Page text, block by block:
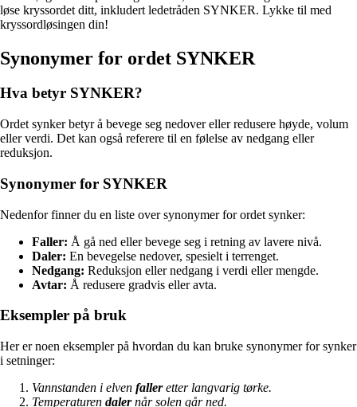
løse kryssordet ditt, inkludert ledetråden SYNKER. Lykke til med
kryssordløsingen din!
Synonymer for ordet SYNKER
Hva betyr SYNKER?
Ordet synker betyr å bevege seg nedover eller redusere høyde, volum
eller verdi. Det kan også referere til en følelse av nedgang eller
reduksjon.
Synonymer for SYNKER
Nedenfor finner du en liste over synonymer for ordet synker:
Faller: Å gå ned eller bevege seg i retning av lavere nivå.
Daler: En bevegelse nedover, spesielt i terrenget.
Nedgang: Reduksjon eller nedgang i verdi eller mengde.
Avtar: Å redusere gradvis eller avta.
Eksempler på bruk
Her er noen eksempler på hvordan du kan bruke synonymer for synker
i setninger:
Vannstanden i elven falleretter langvarig tørke.
Temperaturen dalernår solen går ned.